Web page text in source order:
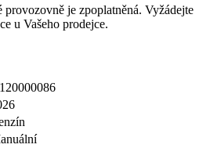
provozovně je zpoplatněná. Vyžádejte
u Vašeho prodejce.